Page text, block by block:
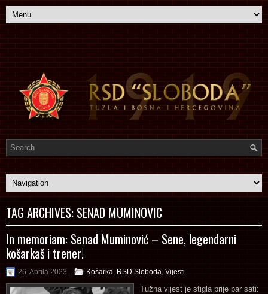
TAG ARCHIVES: SENAD MUMINOVIC
In memoriam: Senad Muminović – Sene, legendarni
košarkaš i trener!
26. Aprila 2023. Košarka RSD Sloboda Vijesti
Tužna vijest je stigla prije par sati: